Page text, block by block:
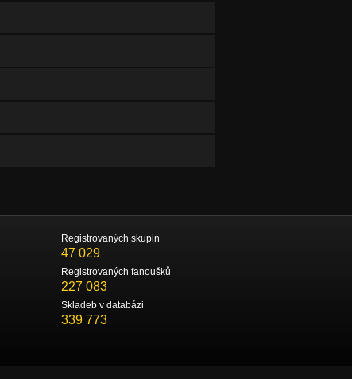
Registrovaných skupin
47 029
Registrovaných fanoušků
227 083
Skladeb v databázi
339 773